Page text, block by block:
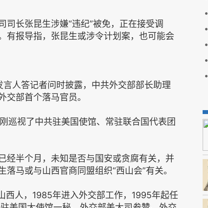
长张昆生涉嫌“违纪”被免，正在接受调
有报导指，张昆生或涉令计划案，也可能会
人答记者问时披露，中共外交部部长助理
部首个落马官员。
巡视了中共驻美国使馆、常驻联合国代表团
经半个月，未知是否与国安或贪腐有关，并
马或与山西官商同盟组织“西山会”有关。
西人，1985年进入外交部工作，1995年起任